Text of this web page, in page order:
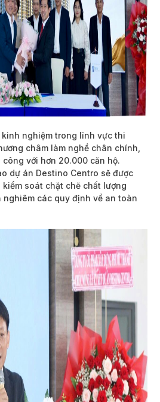
nghiệm trong lĩnh vực thi
châm làm nghề chân chính,
với hơn 20.000 căn hộ.
dự án Destino Centro sẽ được
soát chặt chẽ chất lượng
các quy định về an toàn